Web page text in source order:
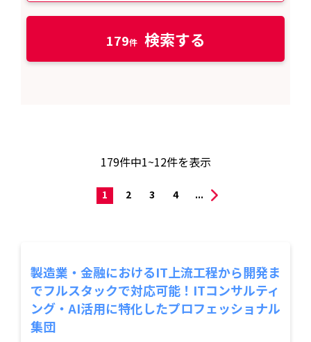
179 検索する
179件中1~12件を表示
1 2 3 4 ...
製造業・金融におけるIT上流工程から開発ま
でフルスタックで対応可能！ITコンサルティ
ング・AI活用に特化したプロフェッショナル
集団